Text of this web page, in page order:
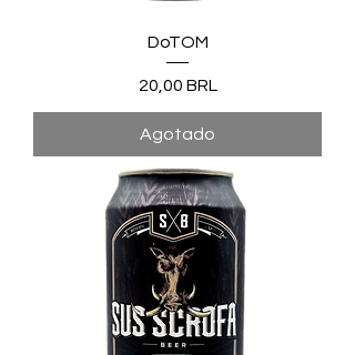
DoTOM
Precio
20,00 BRL
Agotado